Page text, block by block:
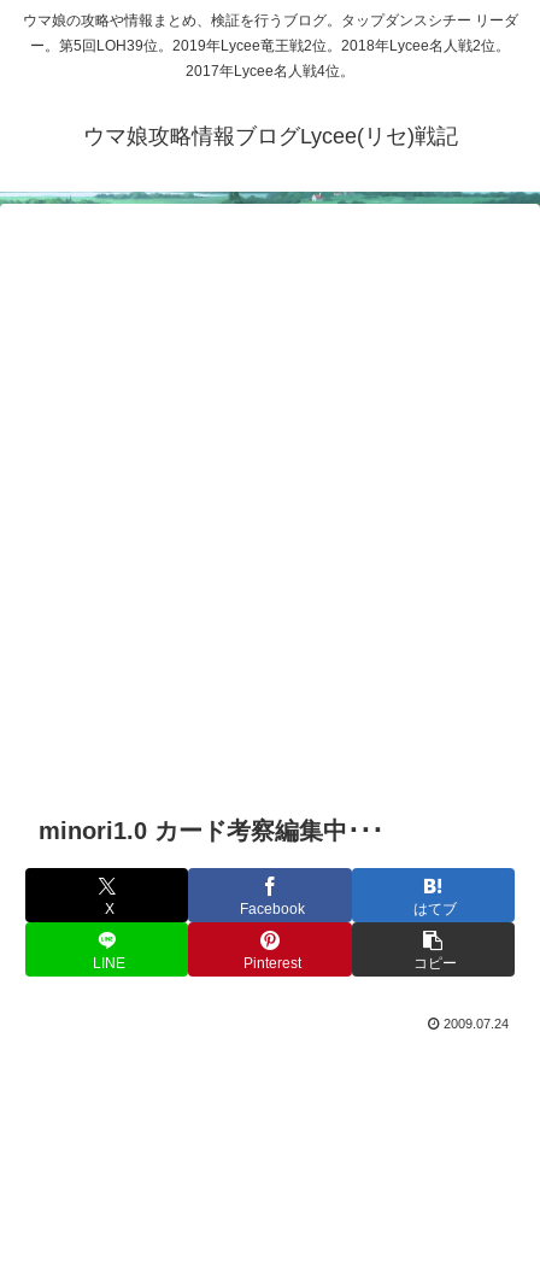
ウマ娘の攻略や情報まとめ、検証を行うブログ。タップダンスシチー リーダ
ー。第5回LOH39位。2019年Lycee竜王戦2位。2018年Lycee名人戦2位。
2017年Lycee名人戦4位。
ウマ娘攻略情報ブログLycee(リセ)戦記
minori1.0 カード考察編集中･･･
X Facebook はてブ
LINE Pinterest コピー
2009.07.24